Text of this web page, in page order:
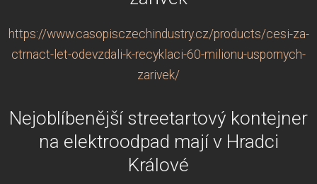
https://www.casopisczechindustry.cz/products/cesi-za-
ctrnact-let-odevzdali-k-recyklaci-60-milionu-uspornych-
zarivek/
Nejoblíbenější streetartový kontejner
na elektroodpad mají v Hradci
Králové